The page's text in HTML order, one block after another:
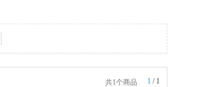
共1个商品 1 / 1